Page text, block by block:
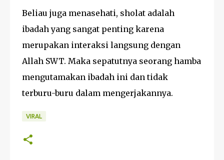
Beliau juga menasehati, sholat adalah
ibadah yang sangat penting karena
merupakan interaksi langsung dengan
Allah SWT. Maka sepatutnya seorang hamba
mengutamakan ibadah ini dan tidak
terburu-buru dalam mengerjakannya.
VIRAL